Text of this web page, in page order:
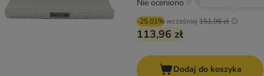
-25.01%wcześniej 151,96 zł
113,96 zł
Nie oceniono
Dodaj do koszyka